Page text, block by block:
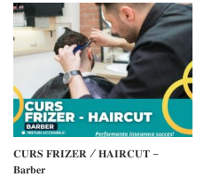
𝗳𝗶𝗻𝗮𝗻𝘁𝗮𝘁𝗼𝗿
𝐂𝐔𝐑𝐒 𝐅𝐑𝐈𝐙𝐄𝐑 / 𝐇𝐀𝐈𝐑𝐂𝐔𝐓 –
𝐁𝐚𝐫𝐛𝐞𝐫